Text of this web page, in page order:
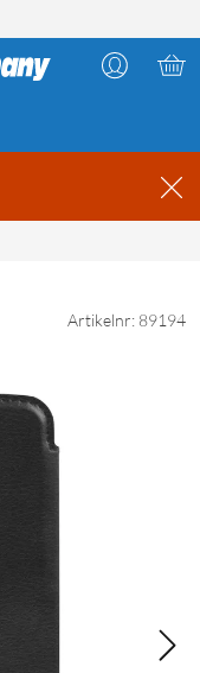
Artikelnr: 89194